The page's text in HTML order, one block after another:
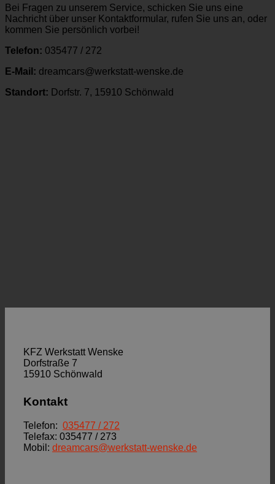
Bei Fragen zu unserem Service, schicken Sie uns eine
Nachricht über unser Kontaktformular, rufen Sie uns an, oder
kommen Sie persönlich vorbei!
Telefon: 035477 / 272
E-Mail: dreamcars@werkstatt-wenske.de
Standort: Dorfstr. 7, 15910 Schönwald
KFZ Werkstatt Wenske
Dorfstraße 7
15910 Schönwald
Kontakt
Telefon: 035477 / 272
Telefax: 035477 / 273
Mobil: dreamcars@werkstatt-wenske.de